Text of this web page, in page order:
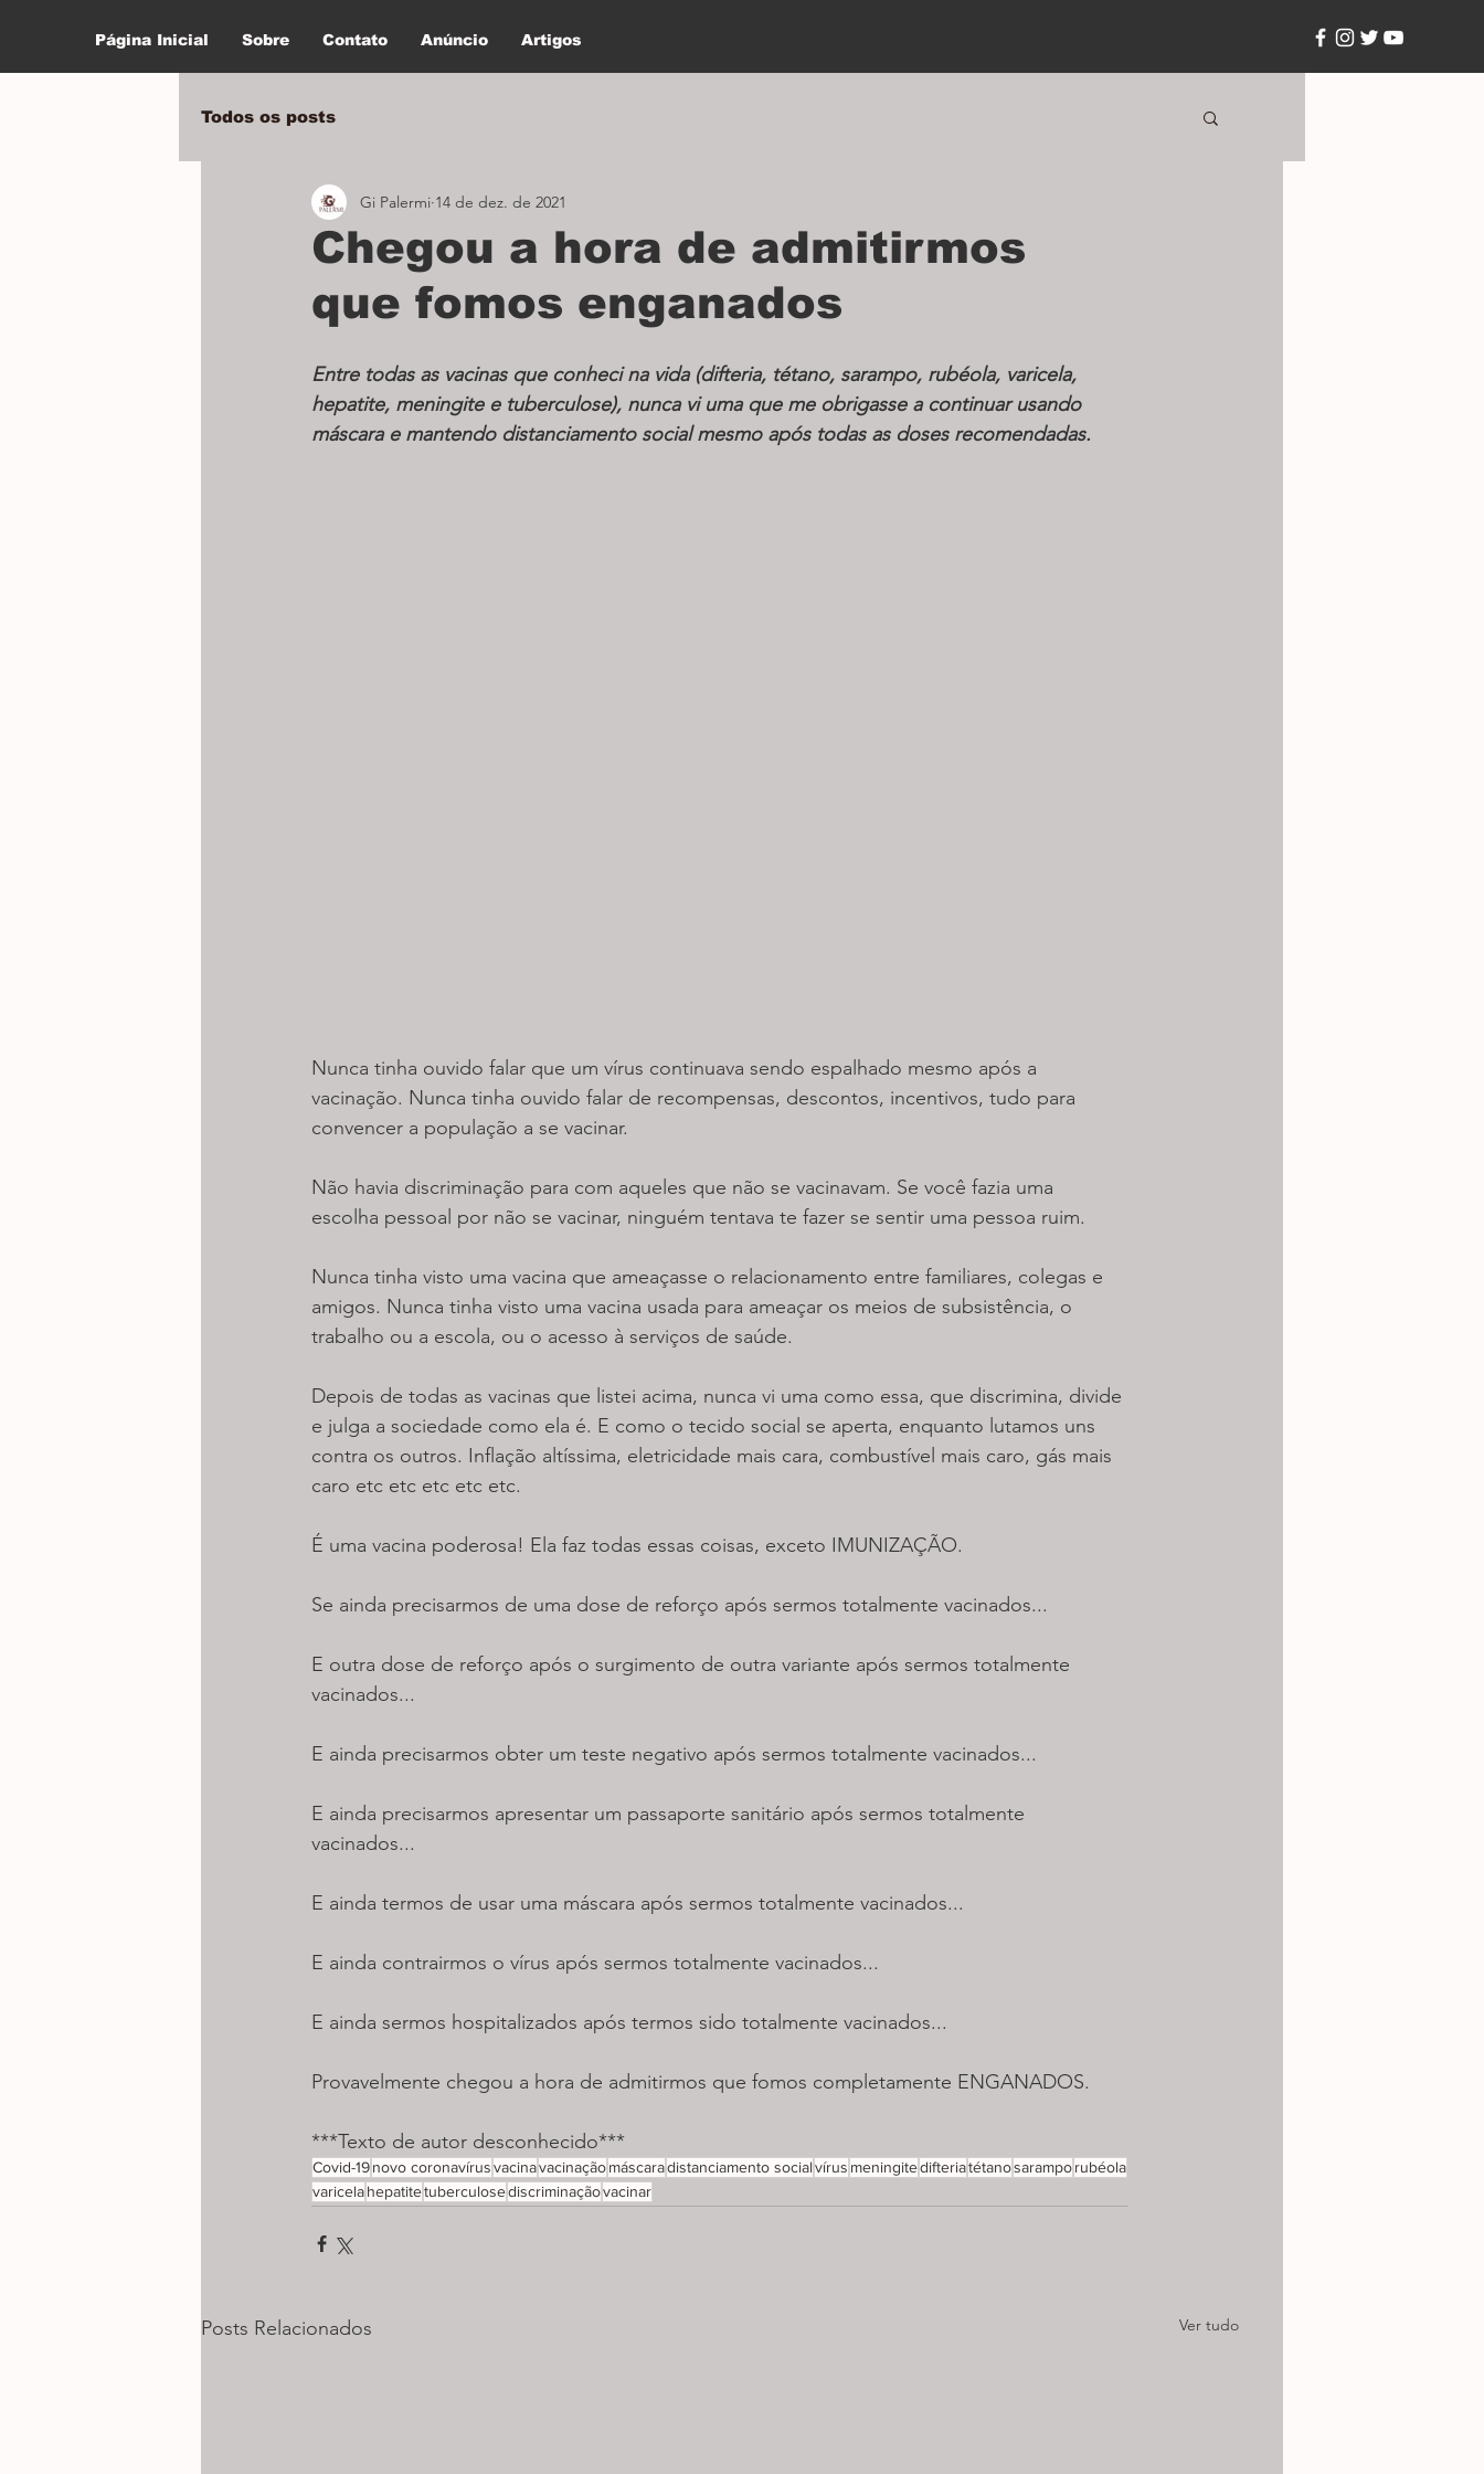
Página Inicial Sobre Contato Anúncio Artigos
Todos os posts
Chegou a hora de admitirmos
que fomos enganados
Gi Palermi 14 de dez. de 2021
Entre todas as vacinas que conheci na vida (difteria, tétano, sarampo, rubéola, varicela,
hepatite, meningite e tuberculose), nunca vi uma que me obrigasse a continuar usando
máscara e mantendo distanciamento social mesmo após todas as doses recomendadas.
Nunca tinha ouvido falar que um vírus continuava sendo espalhado mesmo após a
vacinação. Nunca tinha ouvido falar de recompensas, descontos, incentivos, tudo para
convencer a população a se vacinar.
Não havia discriminação para com aqueles que não se vacinavam. Se você fazia uma
escolha pessoal por não se vacinar, ninguém tentava te fazer se sentir uma pessoa ruim.
Nunca tinha visto uma vacina que ameaçasse o relacionamento entre familiares, colegas e
amigos. Nunca tinha visto uma vacina usada para ameaçar os meios de subsistência, o
trabalho ou a escola, ou o acesso à serviços de saúde.
Depois de todas as vacinas que listei acima, nunca vi uma como essa, que discrimina, divide
e julga a sociedade como ela é. E como o tecido social se aperta, enquanto lutamos uns
contra os outros. Inflação altíssima, eletricidade mais cara, combustível mais caro, gás mais
caro etc etc etc etc etc.
É uma vacina poderosa! Ela faz todas essas coisas, exceto IMUNIZAÇÃO.
Se ainda precisarmos de uma dose de reforço após sermos totalmente vacinados...
E outra dose de reforço após o surgimento de outra variante após sermos totalmente
vacinados...
E ainda precisarmos obter um teste negativo após sermos totalmente vacinados...
E ainda precisarmos apresentar um passaporte sanitário após sermos totalmente
vacinados...
E ainda termos de usar uma máscara após sermos totalmente vacinados...
E ainda contrairmos o vírus após sermos totalmente vacinados...
E ainda sermos hospitalizados após termos sido totalmente vacinados...
Provavelmente chegou a hora de admitirmos que fomos completamente ENGANADOS.
***Texto de autor desconhecido***
Covid-19novo coronavírusvacinavacinaçãomáscaradistanciamento socialvírus meningitedifteriatétanosaramporubéola
varicelahepatitetuberculosediscriminaçãovacinar
Posts Relacionados Ver tudo